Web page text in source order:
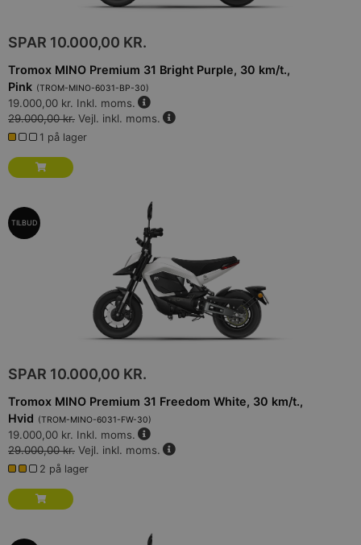
SPAR 10.000,00 KR.
Tromox MINO Premium 31 Bright Purple, 30 km/t.,
Pink (TROM-MINO-6031-BP-30)
19.000,00 kr. Inkl. moms.
29.000,00 kr. Vejl. inkl. moms.
1 på lager
TILBUD
SPAR 10.000,00 KR.
Tromox MINO Premium 31 Freedom White, 30 km/t.,
Hvid (TROM-MINO-6031-FW-30)
19.000,00 kr. Inkl. moms.
29.000,00 kr. Vejl. inkl. moms.
2 på lager